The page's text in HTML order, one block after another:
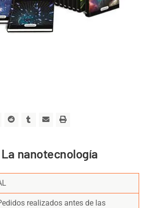
La nanotecnología
realizados antes de las